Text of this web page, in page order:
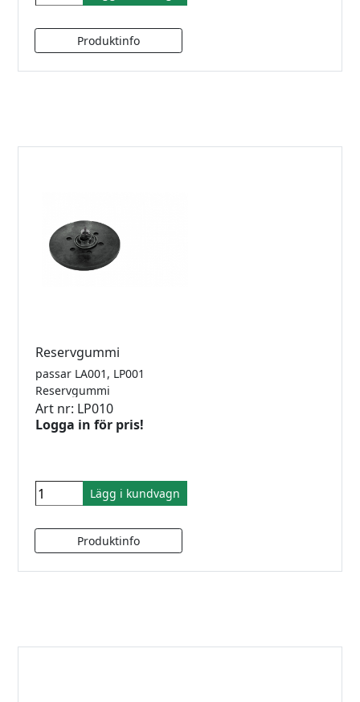
Reservgummi
passar LA001, LP001
Reservgummi
Art nr: LP010
Logga in för pris!
Lägg i kundvagn